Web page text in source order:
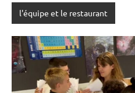
l'équipe et le restaurant